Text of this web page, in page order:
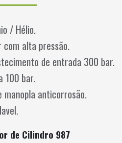
/ Hélio.
alta pressão.
de entrada 300 bar.
100 bar.
anticorrosão.
de Cilindro 987